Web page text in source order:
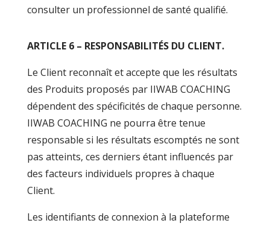
consulter un professionnel de santé qualifié.
ARTICLE 6 – RESPONSABILITÉS DU CLIENT.
Le Client reconnaît et accepte que les résultats
des Produits proposés par IIWAB COACHING
dépendent des spécificités de chaque personne.
IIWAB COACHING ne pourra être tenue
responsable si les résultats escomptés ne sont
pas atteints, ces derniers étant influencés par
des facteurs individuels propres à chaque
Client.
Les identifiants de connexion à la plateforme